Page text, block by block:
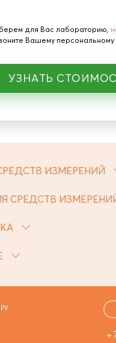
для Вас лабораторию,
Вашему
УЗНАТЬ
ИЗМЕРЕНИЙ
СРЕДСТВ